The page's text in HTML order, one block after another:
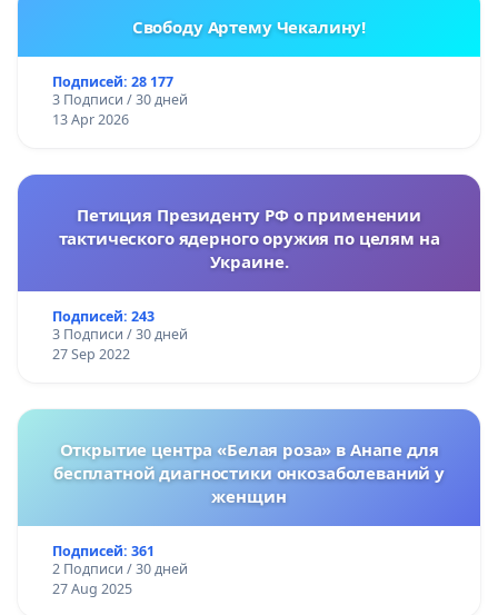
Свободу Артему Чекалину!
Подписей: 28 177
3 Подписи / 30 дней
13 Apr 2026
Петиция Президенту РФ о применении
тактического ядерного оружия по целям на
Украине.
Подписей: 243
3 Подписи / 30 дней
27 Sep 2022
Открытие центра «Белая роза» в Анапе для
бесплатной диагностики онкозаболеваний у
женщин
Подписей: 361
2 Подписи / 30 дней
27 Aug 2025